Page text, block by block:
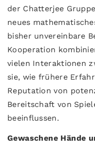
der Chatterjee
neues
bisher unvereinbare
Kooperation
vielen Interaktionen
sie, wie frühere
Reputation von
Bereitschaft von
beeinflussen.
Gewaschene Hände